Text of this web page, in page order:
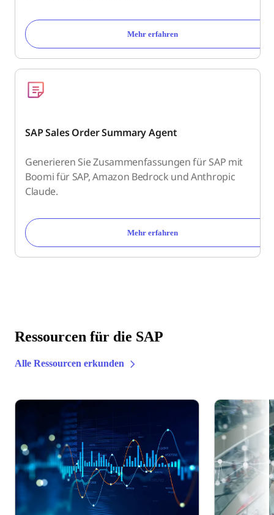
Mehr erfahren
SAP Sales Order Summary Agent
Generieren Sie Zusammenfassungen für SAP mit
Boomi für SAP, Amazon Bedrock und Anthropic
Claude.
Mehr erfahren
Ressourcen für die SAP
Alle Ressourcen erkunden